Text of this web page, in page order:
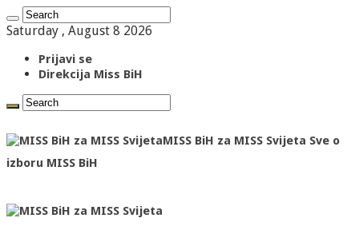
Saturday , August 8 2026
Prijavi se
Direkcija Miss BiH
MISS BiH za MISS Svijeta Sve o
izboru MISS BiH